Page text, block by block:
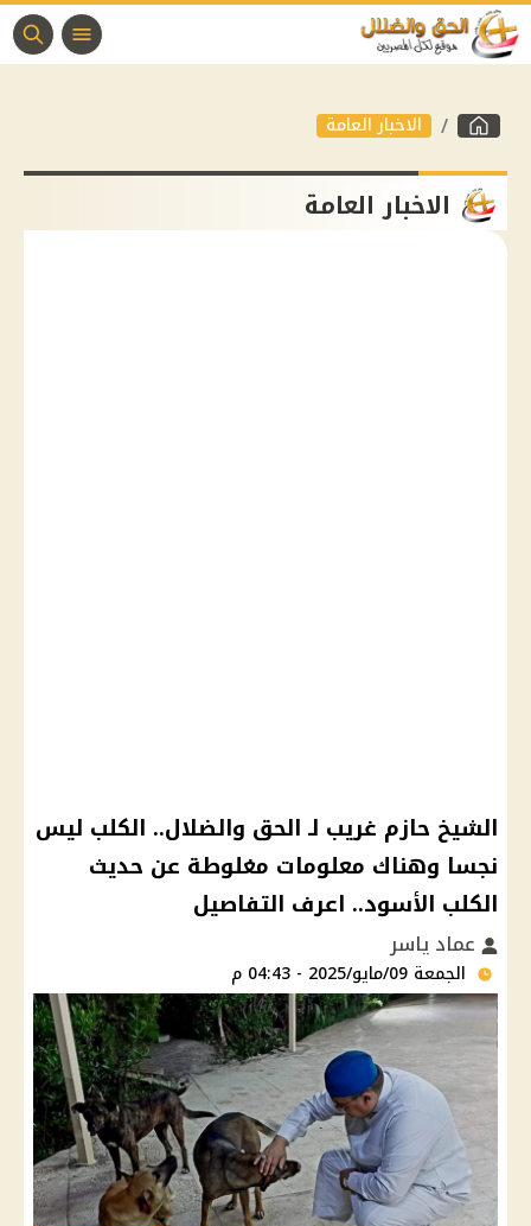
الاخبار العامة
الاخبار العامة
الشيخ حازم غريب لـ الحق والضلال.. الكلب ليس
نجسا وهناك معلومات مغلوطة عن حديث
الكلب الأسود.. اعرف التفاصيل
عماد ياسر
الجمعة 09/مايو/2025 - 04:43 م